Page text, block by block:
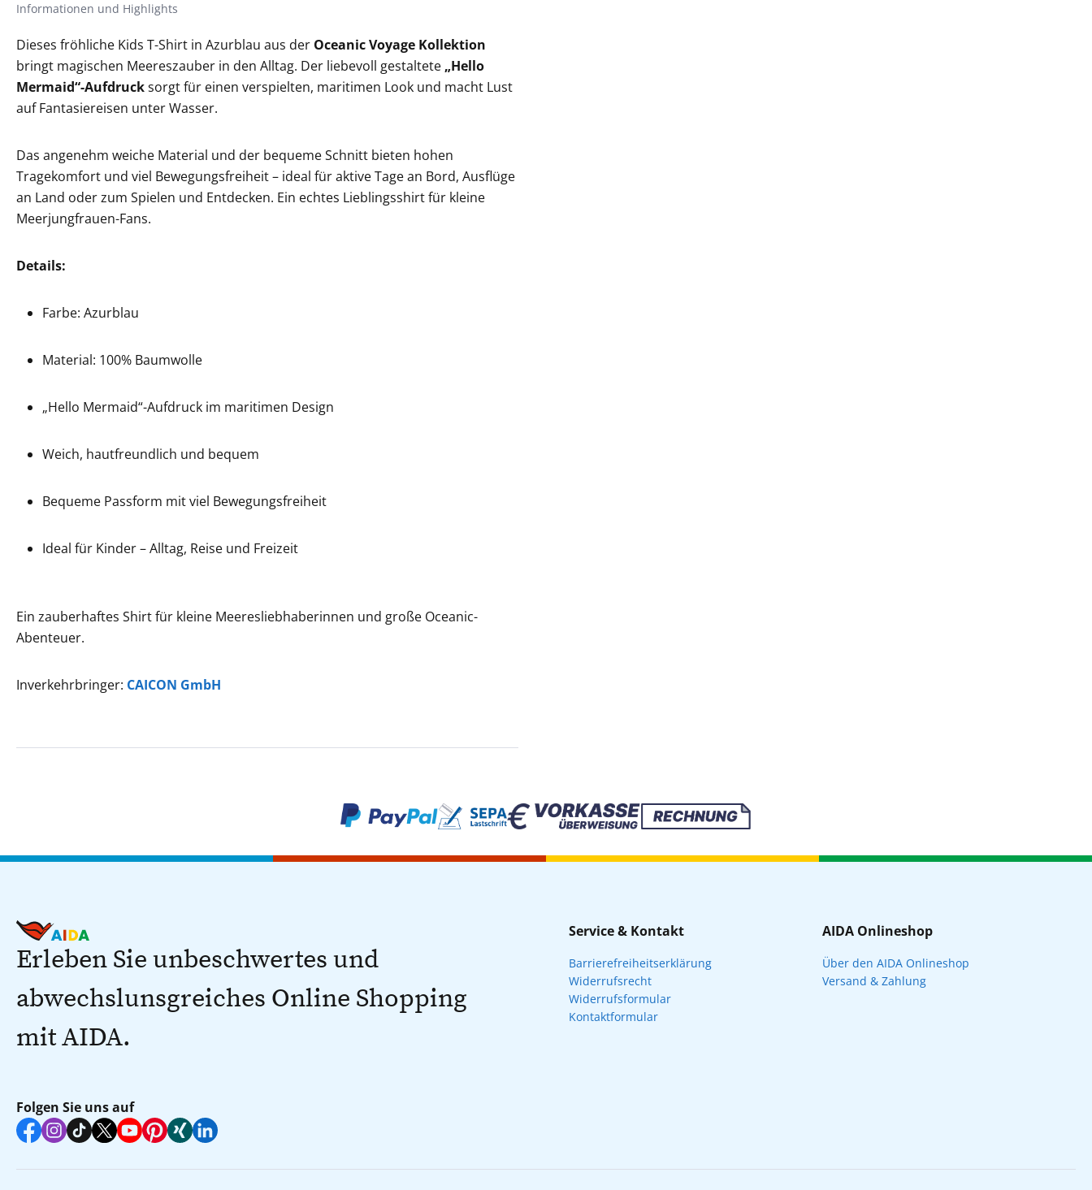
Informationen und Highlights
Dieses fröhliche Kids T-Shirt in Azurblau aus der Oceanic Voyage Kollektion
bringt magischen Meereszauber in den Alltag. Der liebevoll gestaltete „Hello
Mermaid“-Aufdrucksorgt für einen verspielten, maritimen Look und macht Lust
auf Fantasiereisen unter Wasser.
Das angenehm weiche Material und der bequeme Schnitt bieten hohen
Tragekomfort und viel Bewegungsfreiheit – ideal für aktive Tage an Bord, Ausflüge
an Land oder zum Spielen und Entdecken. Ein echtes Lieblingsshirt für kleine
Meerjungfrauen-Fans.
Details:
Farbe: Azurblau
Material: 100% Baumwolle
„Hello Mermaid“-Aufdruck im maritimen Design
Weich, hautfreundlich und bequem
Bequeme Passform mit viel Bewegungsfreiheit
Ideal für Kinder – Alltag, Reise und Freizeit
Ein zauberhaftes Shirt für kleine Meeresliebhaberinnen und große Oceanic-
Abenteuer.
Inverkehrbringer: CAICON GmbH
Erleben Sie unbeschwertes und
abwechslunsgreiches Online Shopping
mit AIDA.
Folgen Sie uns auf
Service & Kontakt
Barrierefreiheitserklärung
Widerrufsrecht
Widerrufsformular
Kontaktformular
AIDA Onlineshop
Über den AIDA Onlineshop
Versand & Zahlung